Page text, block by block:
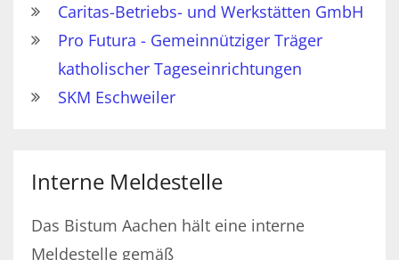
Caritas-Betriebs- und Werkstätten GmbH
Pro Futura - Gemeinnütziger Träger
katholischer Tageseinrichtungen
SKM Eschweiler
Interne Meldestelle
Das Bistum Aachen hält eine interne
Meldestelle gemäß